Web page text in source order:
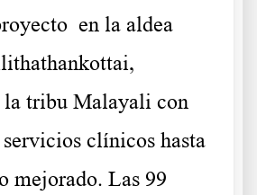
en la aldea
la tribu Malayali con
servicios clínicos hasta
mejorado. Las 99